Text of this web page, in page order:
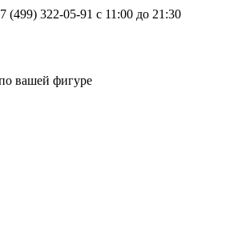
(499) 322-05-91 с 11:00 до 21:30
вашей фигуре